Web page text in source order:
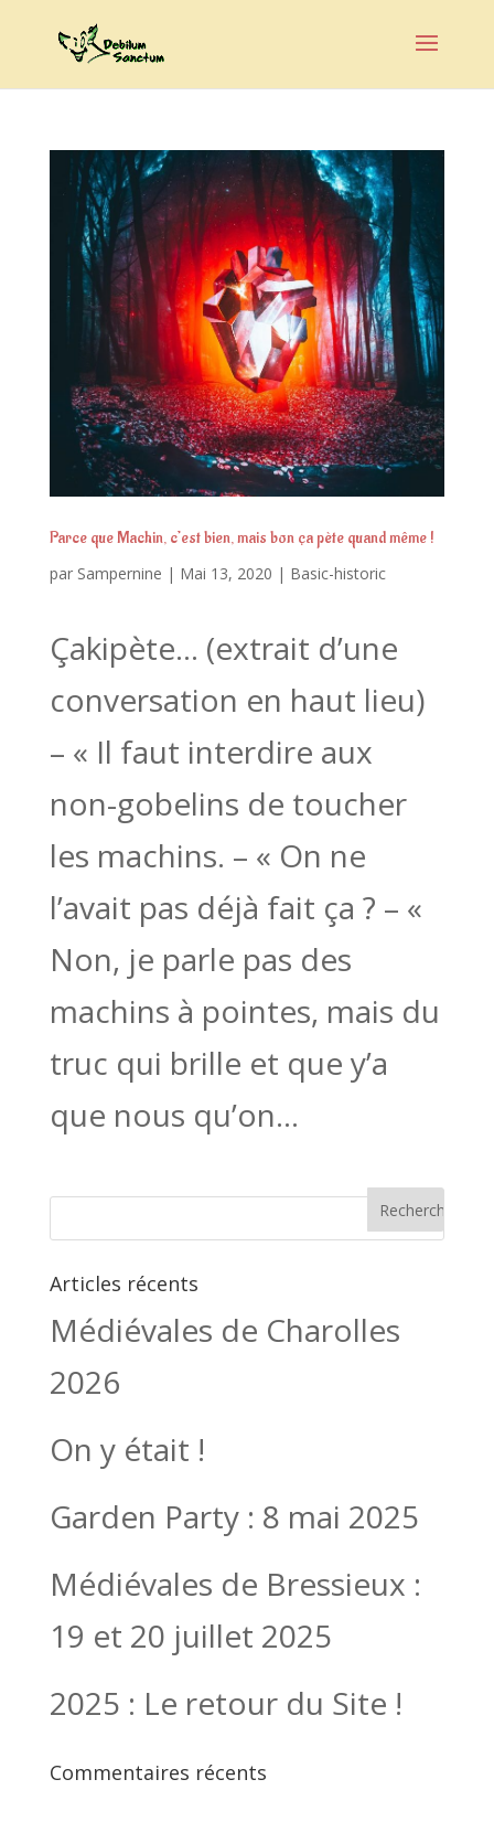
Parce que Machin, c’est bien, mais bon ça pète quand même !
par Sampernine | Mai 13, 2020 | Basic-historic
Çakipète… (extrait d’une
conversation en haut lieu)
– « Il faut interdire aux
non-gobelins de toucher
les machins. – « On ne
l’avait pas déjà fait ça ? – «
Non, je parle pas des
machins à pointes, mais du
truc qui brille et que y’a
que nous qu’on...
Articles récents
Médiévales de Charolles
2026
On y était !
Garden Party : 8 mai 2025
Médiévales de Bressieux :
19 et 20 juillet 2025
2025 : Le retour du Site !
Commentaires récents